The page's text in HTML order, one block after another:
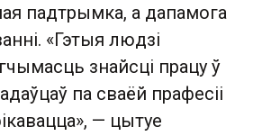
падтрымка, а дапамога
«Гэтыя людзі
знайсці працу ў
па сваёй прафесіі
— цытуе